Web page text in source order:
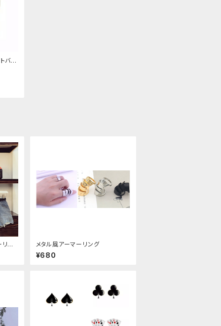
バッ
リー
ップ
メタル風アーマーリング
¥680